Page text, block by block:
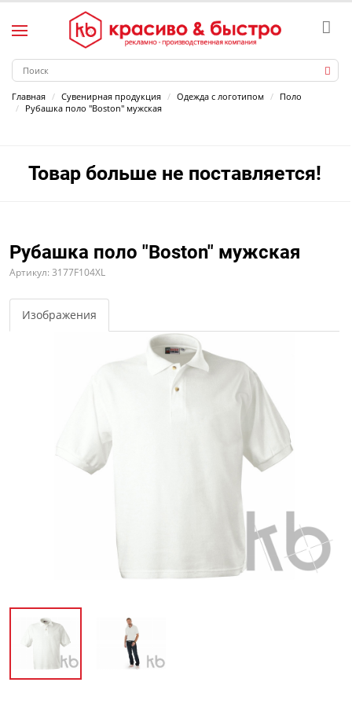
Главная Сувенирная продукция Одежда с логотипом
Поло
Рубашка поло "Boston" мужская
Товар больше не поставляется!
Рубашка поло "Boston" мужская
Артикул: 3177F104XL
Изображения